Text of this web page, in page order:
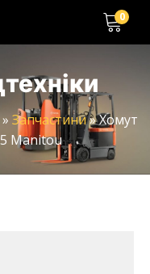
0
» Запчастини»Хомут
Manitou